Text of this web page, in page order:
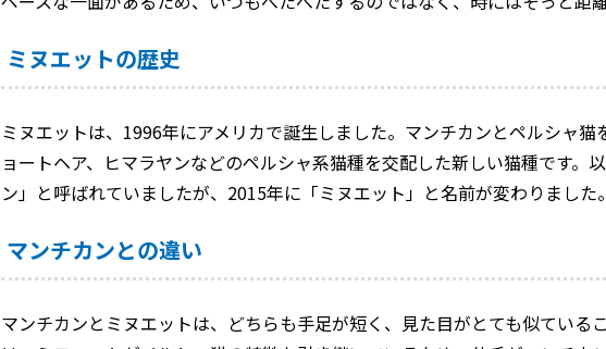
ミヌエットの歴史
ミヌエットは、1996年にアメリカで誕生しました。マンチカンとペルシャ
ョートヘア、ヒマラヤンなどのペルシャ系猫種を交配した新しい猫種です。
ン」と呼ばれていましたが、2015年に「ミヌエット」と名前が変わりました。
マンチカンとの違い
マンチカンとミヌエットは、どちらも手足が短く、見た目がとても似ている